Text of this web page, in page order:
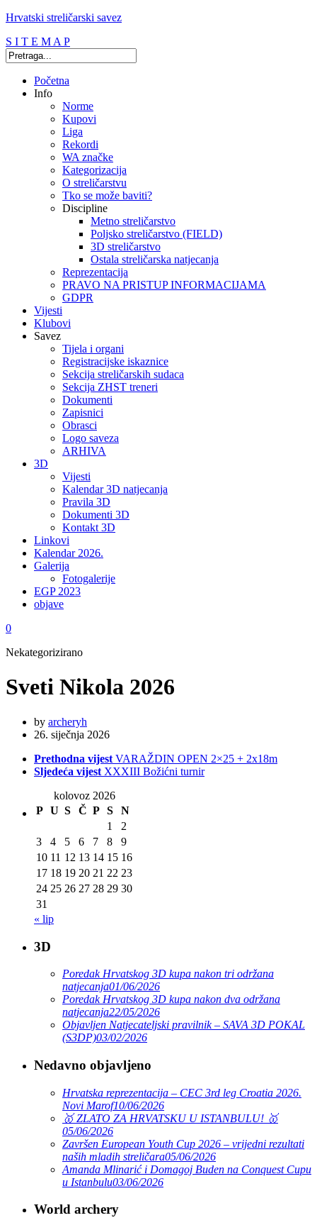
Hrvatski streličarski savez
S I T E M A P
Početna
Info
Norme
Kupovi
Liga
Rekordi
WA značke
Kategorizacija
O streličarstvu
Tko se može baviti?
Discipline
Metno streličarstvo
Poljsko streličarstvo (FIELD)
3D streličarstvo
Ostala streličarska natjecanja
Reprezentacija
PRAVO NA PRISTUP INFORMACIJAMA
GDPR
Vijesti
Klubovi
Savez
Tijela i organi
Registracijske iskaznice
Sekcija streličarskih sudaca
Sekcija ZHST treneri
Dokumenti
Zapisnici
Obrasci
Logo saveza
ARHIVA
3D
Vijesti
Kalendar 3D natjecanja
Pravila 3D
Dokumenti 3D
Kontakt 3D
Linkovi
Kalendar 2026.
Galerija
Fotogalerije
EGP 2023
objave
0
Nekategorizirano
Sveti Nikola 2026
by archeryh
26. siječnja 2026
Prethodna vijest VARAŽDIN OPEN 2×25 + 2x18m
Sljedeća vijest XXXIII Božićni turnir
kolovoz 2026
P U S Č P S
N
1
2
3
4 5 6 7 8
9
10 11 12 13 14 15 16
17 18 19 20 21 22 23
24 25 26 27 28 29 30
31
« lip
3D
Poredak Hrvatskog 3D kupa nakon tri održana
natjecanja01/06/2026
Poredak Hrvatskog 3D kupa nakon dva održana
natjecanja22/05/2026
Objavljen Natjecateljski pravilnik – SAVA 3D POKAL
(S3DP)03/02/2026
Nedavno objavljeno
Hrvatska reprezentacija – CEC 3rd leg Croatia 2026.
Novi Marof10/06/2026
🥇 ZLATO ZA HRVATSKU U ISTANBULU! 🥇
05/06/2026
Završen European Youth Cup 2026 – vrijedni rezultati
naših mladih streličara05/06/2026
Amanda Mlinarić i Domagoj Buden na Conquest Cupu
u Istanbulu03/06/2026
World archery